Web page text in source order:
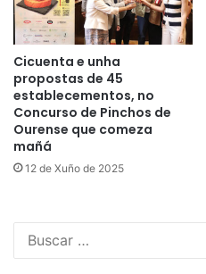
Cicuenta e unha
propostas de 45
establecementos, no
Concurso de Pinchos de
Ourense que comeza
mañá
12 de Xuño de 2025